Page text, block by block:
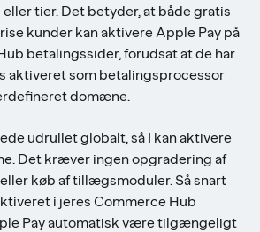
tier. Det betyder, at både gratis
kunder kan aktivere Apple Pay på
betalingssider, forudsat at de har
aktiveret som betalingsprocessor
domæne.
udrullet globalt, så I kan aktivere
Det kræver ingen opgradering af
køb af tillægsmoduler. Så snart
i jeres Commerce Hub
Pay automatisk være tilgængeligt